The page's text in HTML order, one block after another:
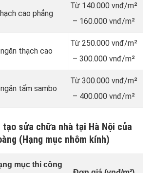
cao phẳng
Từ 140.000 vnđ/m²
– 160.000 vnđ/m²
thạch cao
Từ 250.000 vnđ/m²
– 300.000 vnđ/m²
tấm sambo
Từ 300.000 vnđ/m²
– 400.000 vnđ/m²
tạo sửa chữa nhà tại Hà Nội của
(Hạng mục nhôm kính)
mục thi công